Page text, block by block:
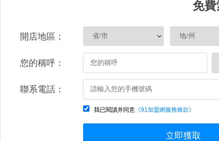
免費
開店地區：
您的稱呼：
聯系電話：
我已閱讀并同意 《91加盟網服務條款》
立即獲取